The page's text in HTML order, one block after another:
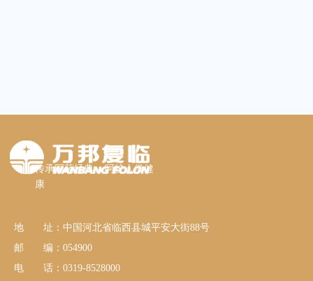
传承国药经典 呵护人类健
康
地 址：中国河北省临西县城平安大街88号
邮 编：054900
电 话：0319-8528000